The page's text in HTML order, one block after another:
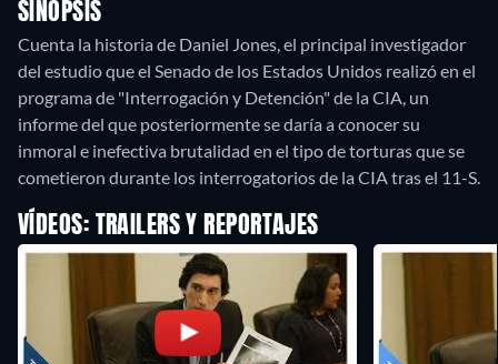
SINOPSIS
Cuenta la historia de Daniel Jones, el principal investigador
del estudio que el Senado de los Estados Unidos realizó en el
programa de "Interrogación y Detención" de la CIA, un
informe del que posteriormente se daría a conocer su
inmoral e inefectiva brutalidad en el tipo de torturas que se
cometieron durante los interrogatorios de la CIA tras el 11-S.
VÍDEOS: TRAILERS Y REPORTAJES